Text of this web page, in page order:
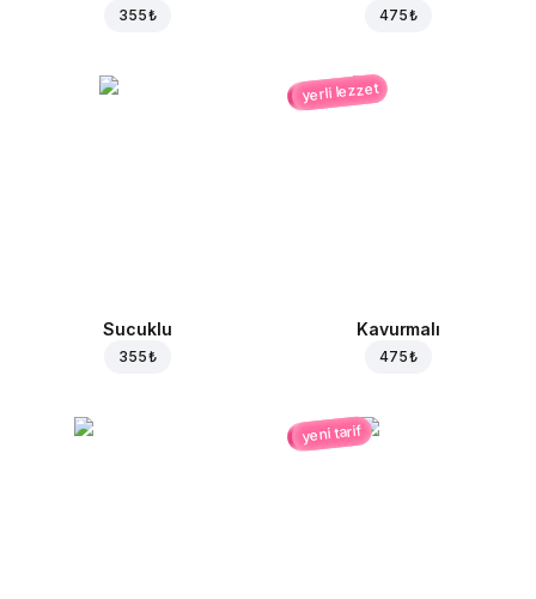
355 ₺ 475 ₺
Sucuklu
355 ₺
yerli lezzet
Kavurmalı
475 ₺
yeni tarif